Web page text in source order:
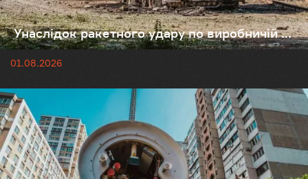
Унаслідок ракетного удару по виробничій ...
01.08.2026